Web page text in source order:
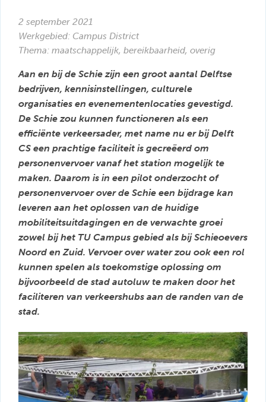
2 september 2021
Werkgebied: Campus District
Thema: maatschappelijk, bereikbaarheid, overig
Aan en bij de Schie zijn een groot aantal Delftse
bedrijven, kennisinstellingen, culturele
organisaties en evenementenlocaties gevestigd.
De Schie zou kunnen functioneren als een
efficiënte verkeersader, met name nu er bij Delft
CS een prachtige faciliteit is gecreëerd om
personenvervoer vanaf het station mogelijk te
maken. Daarom is in een pilot onderzocht of
personenvervoer over de Schie een bijdrage kan
leveren aan het oplossen van de huidige
mobiliteitsuitdagingen en de verwachte groei
zowel bij het TU Campus gebied als bij Schieoevers
Noord en Zuid. Vervoer over water zou ook een rol
kunnen spelen als toekomstige oplossing om
bijvoorbeeld de stad autoluw te maken door het
faciliteren van verkeershubs aan de randen van de
stad.